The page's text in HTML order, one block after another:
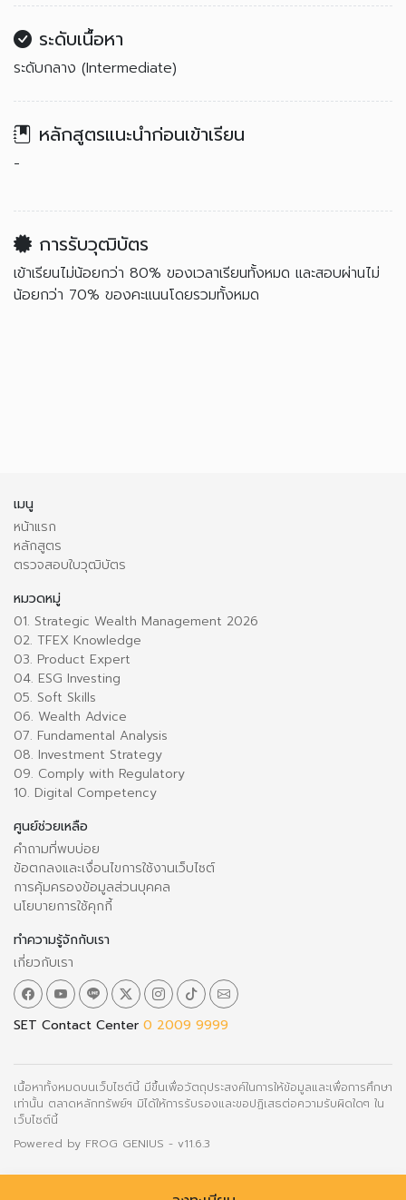
ระดับเนื้อหา
ระดับกลาง (Intermediate)
หลักสูตรแนะนำก่อนเข้าเรียน
-
การรับวุฒิบัตร
เข้าเรียนไม่น้อยกว่า 80% ของเวลาเรียนทั้งหมด และสอบผ่านไม่
น้อยกว่า 70% ของคะแนนโดยรวมทั้งหมด
เมนู
หน้าแรก
หลักสูตร
ตรวจสอบใบวุฒิบัตร
หมวดหมู่
01. Strategic Wealth Management 2026
02. TFEX Knowledge
03. Product Expert
04. ESG Investing
05. Soft Skills
06. Wealth Advice
07. Fundamental Analysis
08. Investment Strategy
09. Comply with Regulatory
10. Digital Competency
ศูนย์ช่วยเหลือ
คำถามที่พบบ่อย
ข้อตกลงและเงื่อนไขการใช้งานเว็บไซต์
การคุ้มครองข้อมูลส่วนบุคคล
นโยบายการใช้คุกกี้
ทำความรู้จักกับเรา
เกี่ยวกับเรา
SET Contact Center 0 2009 9999
เนื้อหาทั้งหมดบนเว็บไซต์นี้ มีขึ้นเพื่อวัตถุประสงค์ในการให้ข้อมูลและเพื่อการศึกษา
เท่านั้น ตลาดหลักทรัพย์ฯ มิได้ให้การรับรองและขอปฏิเสธต่อความรับผิดใดๆ ใน
เว็บไซต์นี้
Powered by FROG GENIUS - v11.6.3